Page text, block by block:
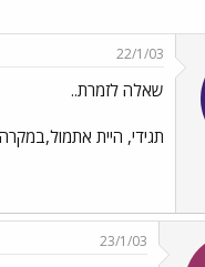
22/1/03
שאלה לזמרת..
תגידי, היית
23/1/03